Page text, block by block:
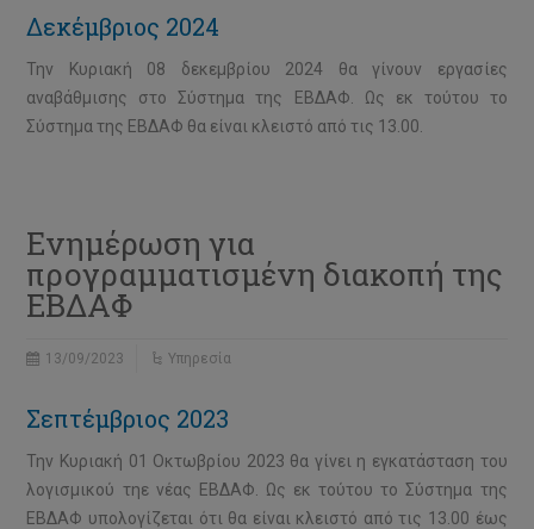
Δεκέμβριος 2024
Την Κυριακή 08 δεκεμβρίου 2024 θα γίνουν εργασίες
αναβάθμισης στο Σύστημα της ΕΒΔΑΦ. Ως εκ τούτου το
Σύστημα της ΕΒΔΑΦ θα είναι κλειστό από τις 13.00.
Ενημέρωση για
προγραμματισμένη διακοπή της
ΕΒΔΑΦ
13/09/2023 Υπηρεσία
Σεπτέμβριος 2023
Την Κυριακή 01 Οκτωβρίου 2023 θα γίνει η εγκατάσταση του
λογισμικού τηε νέας ΕΒΔΑΦ. Ως εκ τούτου το Σύστημα της
ΕΒΔΑΦ υπολογίζεται ότι θα είναι κλειστό από τις 13.00 έως